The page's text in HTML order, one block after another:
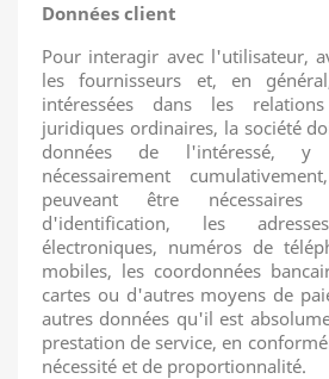
Données client
Pour interagir avec l'utilisateur,
les fournisseurs et, en
intéressées dans les
juridiques ordinaires, la société
données de l'intéressé,
nécessairement
peuveant être nécessaires-
d'identification, les
électroniques, numéros de
mobiles, les coordonnées
cartes ou d'autres moyens de
autres données qu'il est
prestation de service, en
nécessité et de proportionnalité.